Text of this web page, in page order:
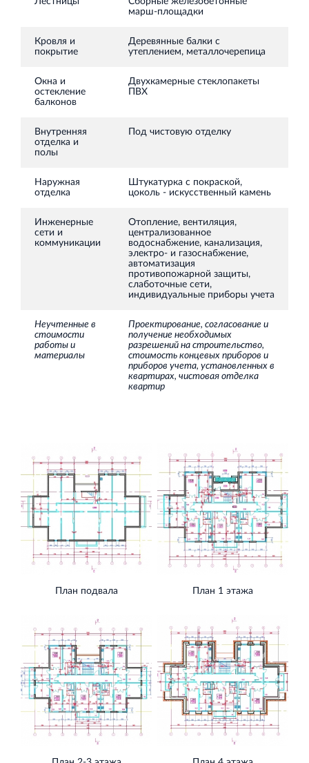
марш-площадки
Кровля и
покрытие
Деревянные балки с
утеплением, металлочерепица
Окна и
остекление
балконов
Двухкамерные стеклопакеты
ПВХ
Внутренняя
отделка и
полы
Под чистовую отделку
Наружная
отделка
Штукатурка с покраской,
цоколь - искусственный камень
Инженерные
сети и
коммуникации
Отопление, вентиляция,
централизованное
водоснабжение, канализация,
электро- и газоснабжение,
автоматизация
противопожарной защиты,
слаботочные сети,
индивидуальные приборы учета
Неучтенные в
стоимости
работы и
материалы
Проектирование, согласование и
получение необходимых
разрешений на строительство,
стоимость концевых приборов и
приборов учета, установленных в
квартирах, чистовая отделка
квартир
План подвала План 1 этажа